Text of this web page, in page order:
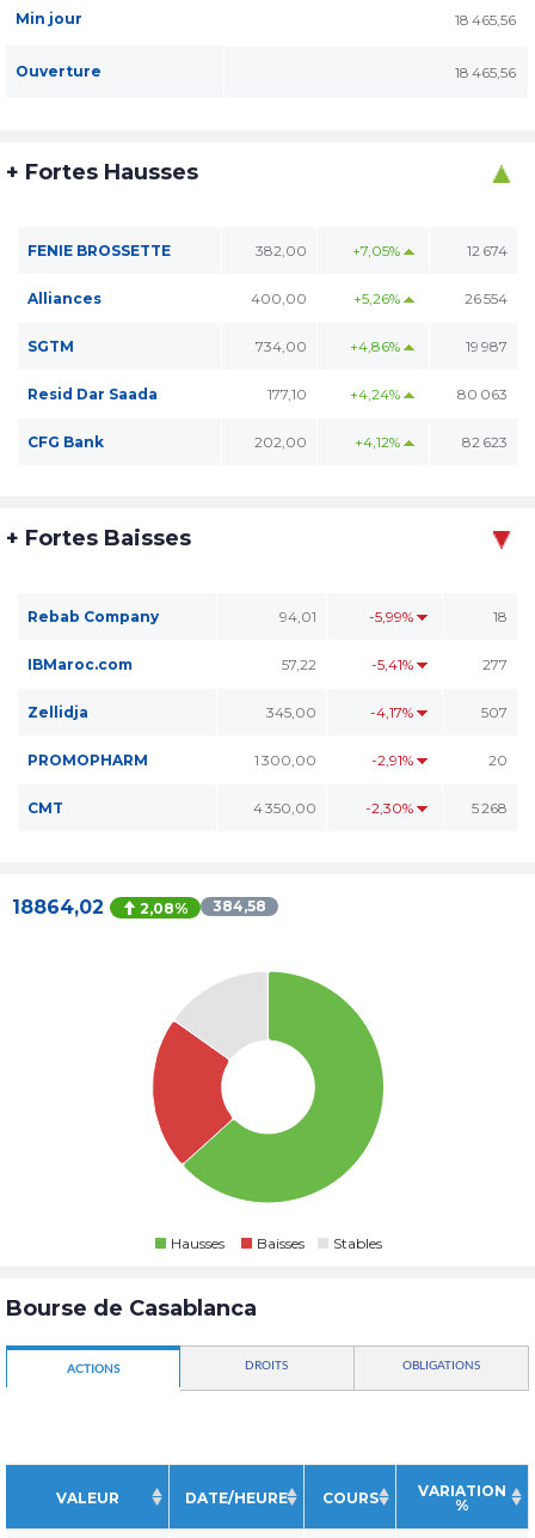
Min jour 18 465,56
Ouverture 18 465,56
+ Fortes Hausses
FENIE BROSSETTE 382,00 +7,05% 12 674
Alliances 400,00 +5,26% 26 554
SGTM 734,00 +4,86% 19 987
Resid Dar Saada 177,10 +4,24% 80 063
CFG Bank 202,00 +4,12% 82 623
+ Fortes Baisses
Rebab Company 94,01 -5,99% 18
IBMaroc.com 57,22 -5,41% 277
Zellidja 345,00 -4,17% 507
PROMOPHARM 1 300,00 -2,91% 20
CMT 4 350,00 -2,30% 5 268
18864,02 2,08% 384,58
Hausses Baisses Stables
Bourse de Casablanca
ACTIONS DROITS OBLIGATIONS
VALEUR DATE/HEURE COURS
VARIATION
%